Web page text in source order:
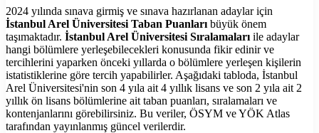
2024 yılında sınava girmiş ve sınava hazırlanan adaylar için
İstanbul Arel Üniversitesi Taban Puanları büyük önem
taşımaktadır. İstanbul Arel Üniversitesi Sıralamaları ile adaylar
hangi bölümlere yerleşebilecekleri konusunda fikir edinir ve
tercihlerini yaparken önceki yıllarda o bölümlere yerleşen kişilerin
istatistiklerine göre tercih yapabilirler. Aşağıdaki tabloda, İstanbul
Arel Üniversitesi'nin son 4 yıla ait 4 yıllık lisans ve son 2 yıla ait 2
yıllık ön lisans bölümlerine ait taban puanları, sıralamaları ve
kontenjanlarını görebilirsiniz. Bu veriler, ÖSYM ve YÖK Atlas
tarafından yayınlanmış güncel verilerdir.